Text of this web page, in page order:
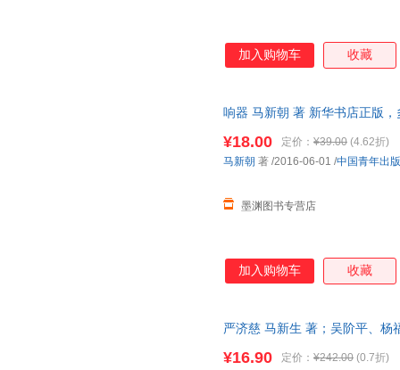
加入购物车 收藏
响器 马新朝 著 新华书店正版
¥18.00 定价： ¥39.00 (4.62折)
墨渊图书专营店
马新朝 著 /2016-06-01 /中国青年出
加入购物车 收藏
严济慈 马新生 著；吴阶平、杨
¥16.90 定价： ¥242.00 (0.7折)